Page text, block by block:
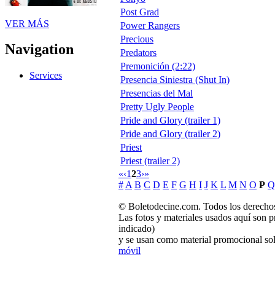
VER MÁS
Navigation
Services
Post Grad
Power Rangers
Precious
Predators
Premonición (2:22)
Presencia Siniestra (Shut In)
Presencias del Mal
Pretty Ugly People
Pride and Glory (trailer 1)
Pride and Glory (trailer 2)
Priest
Priest (trailer 2)
«‹123›»
#A B C D E F G H I J K L M N O P Q
© Boletodecine.com. Todos los
Las fotos y materiales usados aquí son
indicado)
y se usan como material promocional
móvil